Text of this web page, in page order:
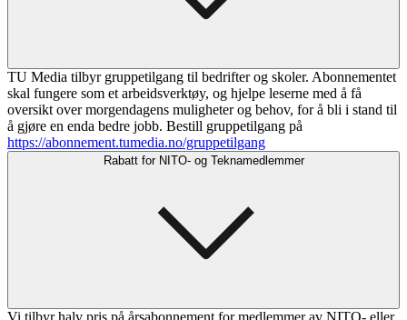
TU Media tilbyr gruppetilgang til bedrifter og skoler. Abonnementet
skal fungere som et arbeidsverktøy, og hjelpe leserne med å få
oversikt over morgendagens muligheter og behov, for å bli i stand til
å gjøre en enda bedre jobb. Bestill gruppetilgang på
https://abonnement.tumedia.no/gruppetilgang
Rabatt for NITO- og Teknamedlemmer